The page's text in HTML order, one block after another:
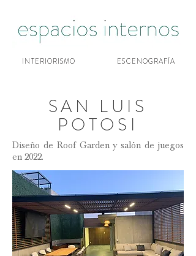
INTERIORISMO ESCENOGRAFÍA
SAN LUIS
POTOSI
Diseño de Roof Garden y salón de juegos
en 2022.